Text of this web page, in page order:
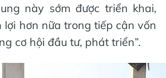
này sớm được triển khai,
lợi hơn nữa trong tiếp cận vốn
cơ hội đầu tư, phát triển”.